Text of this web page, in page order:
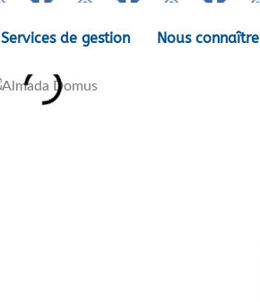
Services de gestion Nous connaître